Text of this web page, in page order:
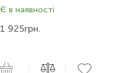
Є в наявності
1 925грн.